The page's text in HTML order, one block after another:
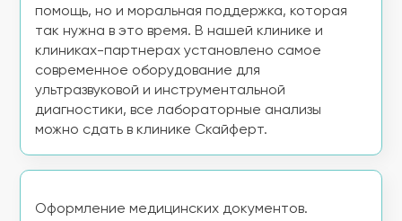
помощь, но и моральная поддержка, которая
так нужна в это время. В нашей клинике и
клиниках-партнерах установлено самое
современное оборудование для
ультразвуковой и инструментальной
диагностики, все лабораторные анализы
можно сдать в клинике Скайферт.
Оформление медицинских документов.